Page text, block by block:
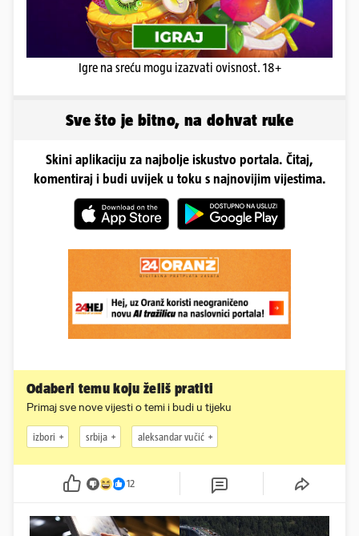
Igre na sreću mogu izazvati ovisnost. 18+
Sve što je bitno, na dohvat ruke
Skini aplikaciju za najbolje iskustvo portala. Čitaj,
komentiraj i budi uvijek u toku s najnovijim vijestima.
Odaberi temu koju želiš pratiti
Primaj sve nove vijesti o temi i budi u tijeku
izbori srbija aleksandar vučić
12